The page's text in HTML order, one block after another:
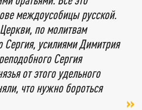
междоусобицы русской.
по молитвам
Сергия, усилиями Димитрия
Сергия
от этого удельного
что нужно бороться